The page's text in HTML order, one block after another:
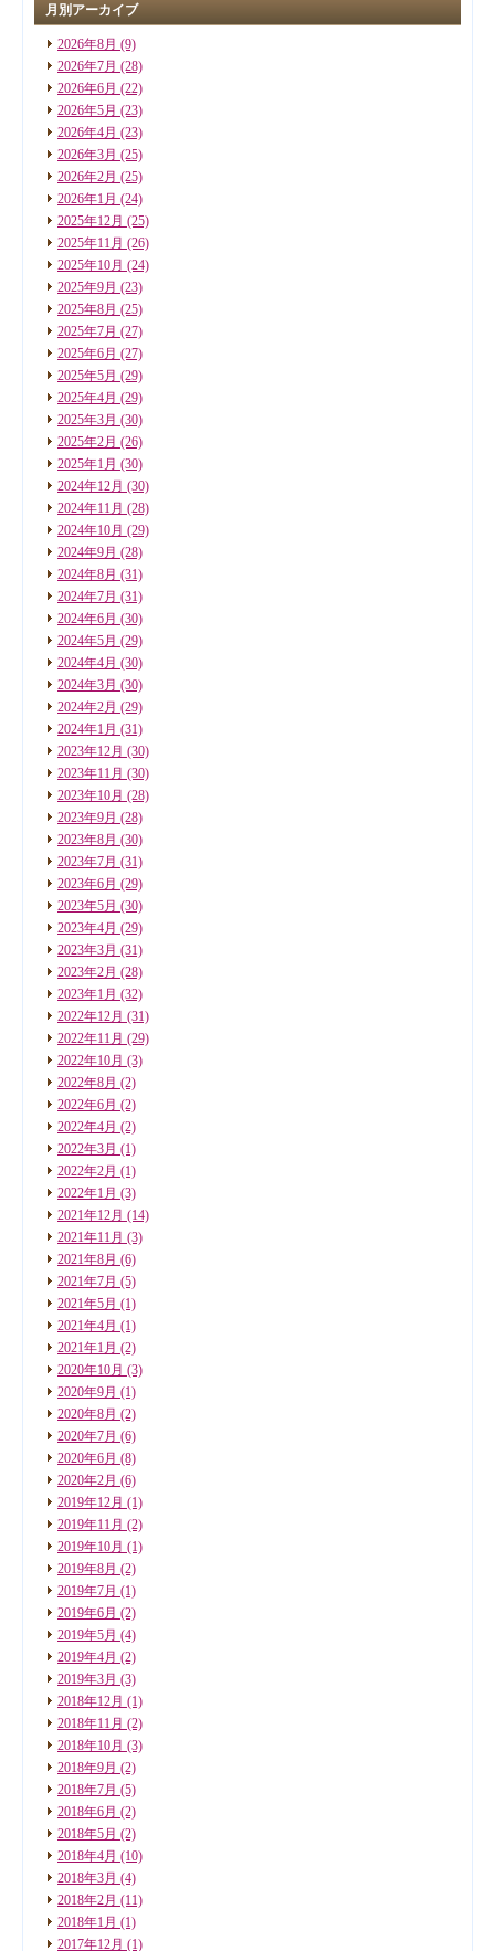
月別アーカイブ
2026年8月 (9)
2026年7月 (28)
2026年6月 (22)
2026年5月 (23)
2026年4月 (23)
2026年3月 (25)
2026年2月 (25)
2026年1月 (24)
2025年12月 (25)
2025年11月 (26)
2025年10月 (24)
2025年9月 (23)
2025年8月 (25)
2025年7月 (27)
2025年6月 (27)
2025年5月 (29)
2025年4月 (29)
2025年3月 (30)
2025年2月 (26)
2025年1月 (30)
2024年12月 (30)
2024年11月 (28)
2024年10月 (29)
2024年9月 (28)
2024年8月 (31)
2024年7月 (31)
2024年6月 (30)
2024年5月 (29)
2024年4月 (30)
2024年3月 (30)
2024年2月 (29)
2024年1月 (31)
2023年12月 (30)
2023年11月 (30)
2023年10月 (28)
2023年9月 (28)
2023年8月 (30)
2023年7月 (31)
2023年6月 (29)
2023年5月 (30)
2023年4月 (29)
2023年3月 (31)
2023年2月 (28)
2023年1月 (32)
2022年12月 (31)
2022年11月 (29)
2022年10月 (3)
2022年8月 (2)
2022年6月 (2)
2022年4月 (2)
2022年3月 (1)
2022年2月 (1)
2022年1月 (3)
2021年12月 (14)
2021年11月 (3)
2021年8月 (6)
2021年7月 (5)
2021年5月 (1)
2021年4月 (1)
2021年1月 (2)
2020年10月 (3)
2020年9月 (1)
2020年8月 (2)
2020年7月 (6)
2020年6月 (8)
2020年2月 (6)
2019年12月 (1)
2019年11月 (2)
2019年10月 (1)
2019年8月 (2)
2019年7月 (1)
2019年6月 (2)
2019年5月 (4)
2019年4月 (2)
2019年3月 (3)
2018年12月 (1)
2018年11月 (2)
2018年10月 (3)
2018年9月 (2)
2018年7月 (5)
2018年6月 (2)
2018年5月 (2)
2018年4月 (10)
2018年3月 (4)
2018年2月 (11)
2018年1月 (1)
2017年12月 (1)